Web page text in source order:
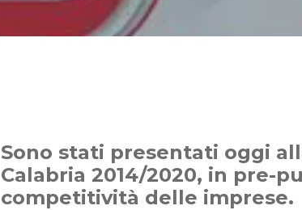
Sono stati presentati oggi
Calabria 2014/2020, in pre-
competitività delle imprese.